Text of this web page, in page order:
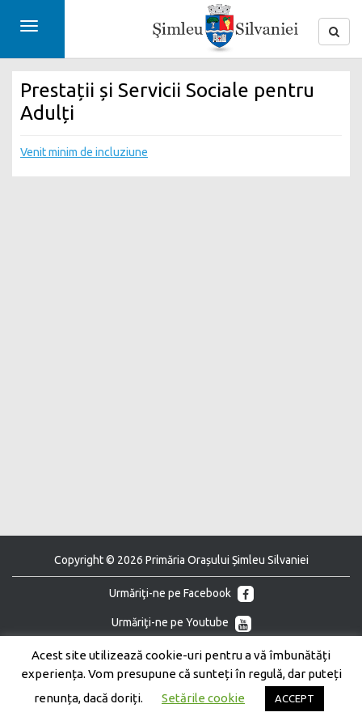
Toggle
Prestații și Servicii Sociale pentru
Adulți
Venit minim de incluziune
Copyright © 2026 Primăria Orașului Șimleu Silvaniei
Urmăriţi-ne pe Facebook
Urmăriţi-ne pe Youtube
Acest site utilizează cookie-uri pentru a vă îmbunătăți
experiența. Vom presupune că sunteți în regulă, dar puteți
renunța, dacă doriți.
Setările cookie ACCEPT